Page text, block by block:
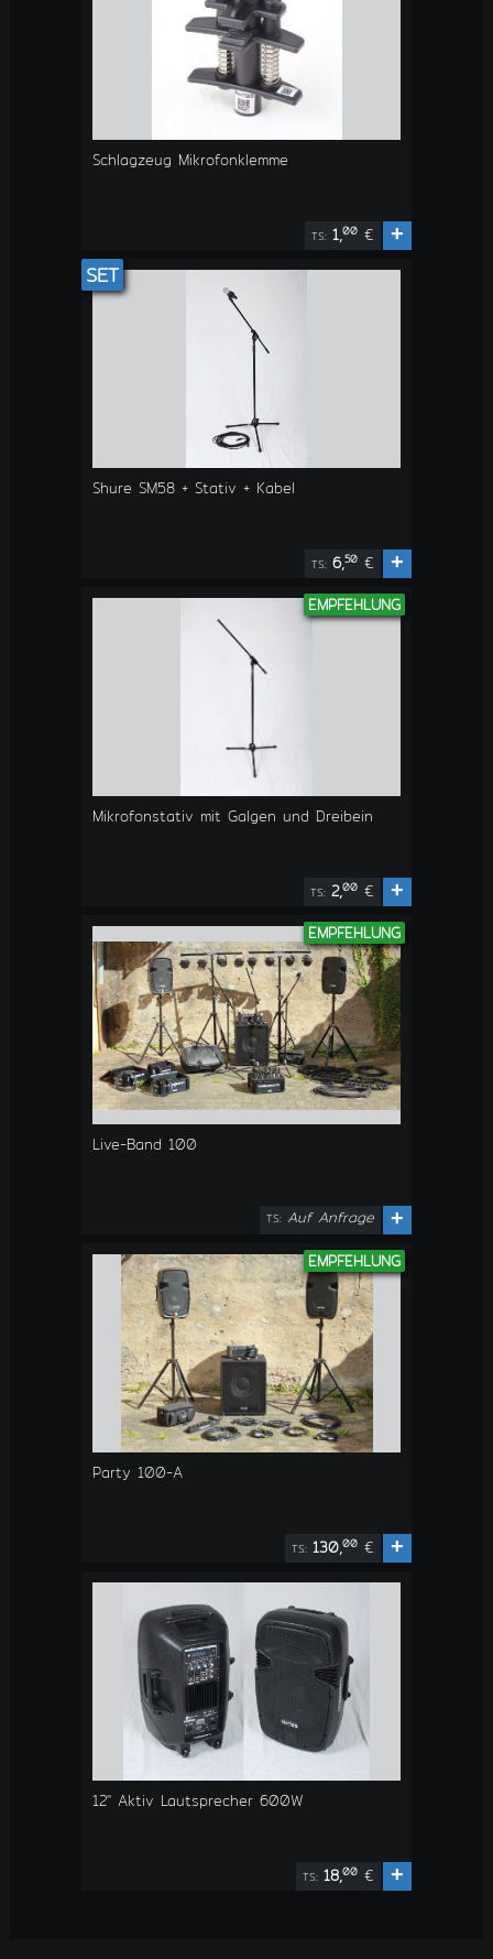
Schlagzeug Mikrofonklemme
TS: 1,00 € +
SET
Shure SM58 + Stativ + Kabel
TS: 6,50 € +
EMPFEHLUNG
Mikrofonstativ mit Galgen und Dreibein
TS: 2,00 € +
EMPFEHLUNG
Live-Band 100
TS: Auf Anfrage +
EMPFEHLUNG
Party 100-A
TS: 130,00 € +
12" Aktiv Lautsprecher 600W
TS: 18,00 € +